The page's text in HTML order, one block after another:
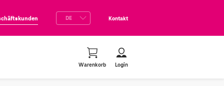
Kontakt
Warenkorb Login